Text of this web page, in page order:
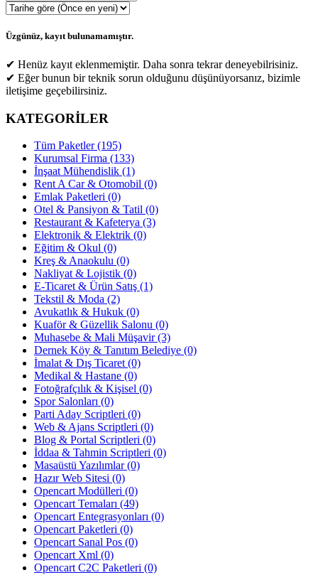
Üzgünüz, kayıt bulunamamıştır.
✔ Henüz kayıt eklenmemiştir. Daha sonra tekrar deneyebilrisiniz.
✔ Eğer bunun bir teknik sorun olduğunu düşünüyorsanız, bizimle
iletişime geçebilirsiniz.
KATEGORİLER
Tüm Paketler (195)
Kurumsal Firma (133)
İnşaat Mühendislik (1)
Rent A Car & Otomobil (0)
Emlak Paketleri (0)
Otel & Pansiyon & Tatil (0)
Restaurant & Kafeterya (3)
Elektronik & Elektrik (0)
Eğitim & Okul (0)
Kreş & Anaokulu (0)
Nakliyat & Lojistik (0)
E-Ticaret & Ürün Satış (1)
Tekstil & Moda (2)
Avukatlık & Hukuk (0)
Kuaför & Güzellik Salonu (0)
Muhasebe & Mali Müşavir (3)
Dernek Köy & Tanıtım Belediye (0)
İmalat & Dış Ticaret (0)
Medikal & Hastane (0)
Fotoğrafçılık & Kişisel (0)
Spor Salonları (0)
Parti Aday Scriptleri (0)
Web & Ajans Scriptleri (0)
Blog & Portal Scriptleri (0)
İddaa & Tahmin Scriptleri (0)
Masaüstü Yazılımlar (0)
Hazır Web Sitesi (0)
Opencart Modülleri (0)
Opencart Temaları (49)
Opencart Entegrasyonları (0)
Opencart Paketleri (0)
Opencart Sanal Pos (0)
Opencart Xml (0)
Opencart C2C Paketleri (0)